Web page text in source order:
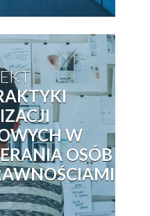
W
OSÓB